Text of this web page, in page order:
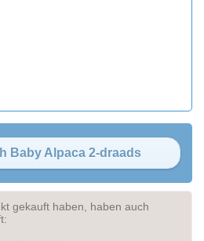
Baby Alpaca 2-draads
gekauft haben, haben auch